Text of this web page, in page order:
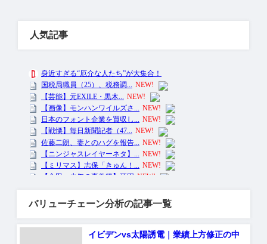
人気記事
バリューチェーン分析の記事一覧
イビデンvs太陽誘電｜業績上方修正の中